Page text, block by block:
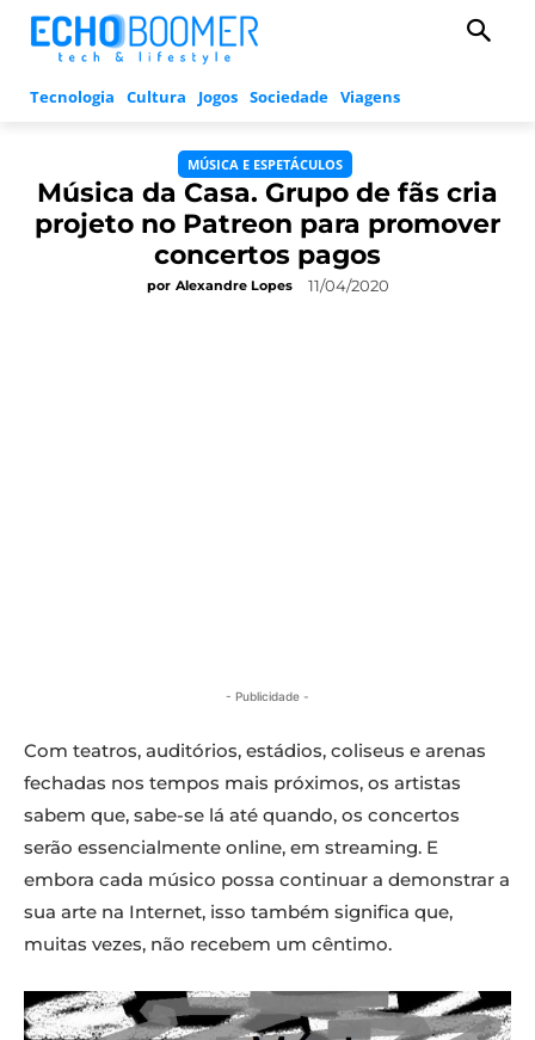
Tecnologia Cultura Jogos Sociedade Viagens
MÚSICA E ESPETÁCULOS
Música da Casa. Grupo de fãs cria
projeto no Patreon para promover
concertos pagos
por Alexandre Lopes 11/04/2020
- Publicidade -
Com teatros, auditórios, estádios, coliseus e arenas
fechadas nos tempos mais próximos, os artistas
sabem que, sabe-se lá até quando, os concertos
serão essencialmente online, em streaming. E
embora cada músico possa continuar a demonstrar a
sua arte na Internet, isso também significa que,
muitas vezes, não recebem um cêntimo.